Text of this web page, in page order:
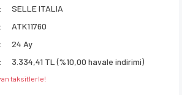
SELLE ITALIA
ATK11760
24 Ay
3.334,41 TL (%10,00 havale indirimi)
taksitlerle!